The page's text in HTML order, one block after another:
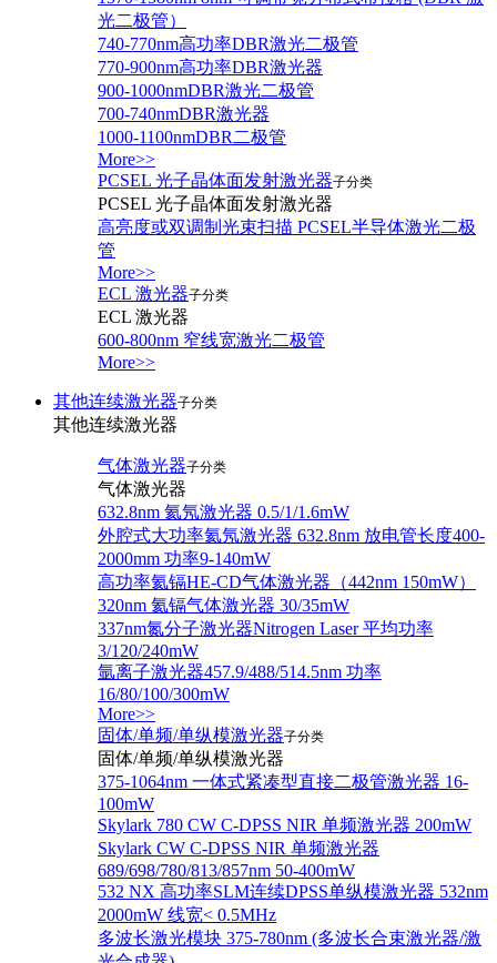
光二极管）
740-770nm高功率DBR激光二极管
770-900nm高功率DBR激光器
900-1000nmDBR激光二极管
700-740nmDBR激光器
1000-1100nmDBR二极管
More>>
PCSEL 光子晶体面发射激光器子分类
PCSEL 光子晶体面发射激光器
高亮度或双调制光束扫描 PCSEL半导体激光二极
管
More>>
ECL 激光器子分类
ECL 激光器
600-800nm 窄线宽激光二极管
More>>
其他连续激光器子分类
其他连续激光器
气体激光器子分类
气体激光器
632.8nm 氦氖激光器 0.5/1/1.6mW
外腔式大功率氦氖激光器 632.8nm 放电管长度400-
2000mm 功率9-140mW
高功率氦镉HE-CD气体激光器（442nm 150mW）
320nm 氦镉气体激光器 30/35mW
337nm氮分子激光器Nitrogen Laser 平均功率
3/120/240mW
氩离子激光器457.9/488/514.5nm 功率
16/80/100/300mW
More>>
固体/单频/单纵模激光器子分类
固体/单频/单纵模激光器
375-1064nm 一体式紧凑型直接二极管激光器 16-
100mW
Skylark 780 CW C-DPSS NIR 单频激光器 200mW
Skylark CW C-DPSS NIR 单频激光器
689/698/780/813/857nm 50-400mW
532 NX 高功率SLM连续DPSS单纵模激光器 532nm
2000mW 线宽< 0.5MHz
多波长激光模块 375-780nm (多波长合束激光器/激